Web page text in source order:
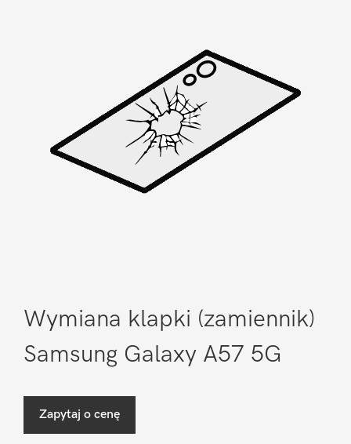
Wymiana klapki (zamiennik)
Samsung Galaxy A57 5G
Zapytaj o cenę